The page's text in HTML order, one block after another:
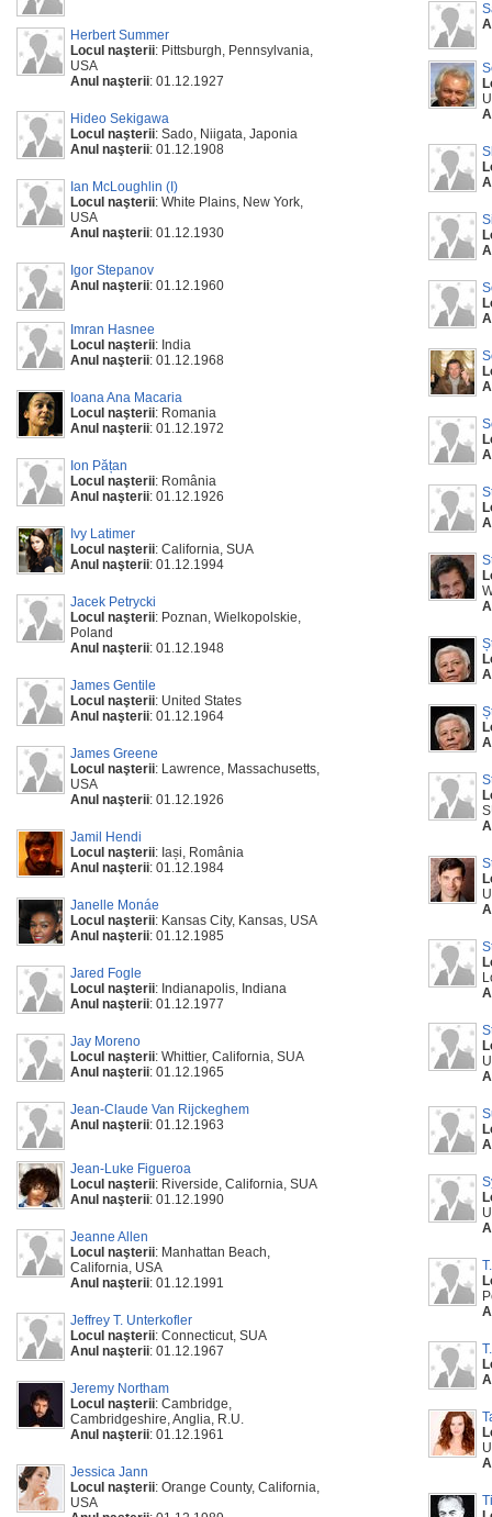
Herbert Summer
Locul naşterii: Pittsburgh, Pennsylvania,
USA
Anul naşterii: 01.12.1927
Hideo Sekigawa
Locul naşterii: Sado, Niigata, Japonia
Anul naşterii: 01.12.1908
Ian McLoughlin (I)
Locul naşterii: White Plains, New York,
USA
Anul naşterii: 01.12.1930
Igor Stepanov
Anul naşterii: 01.12.1960
Imran Hasnee
Locul naşterii: India
Anul naşterii: 01.12.1968
Ioana Ana Macaria
Locul naşterii: Romania
Anul naşterii: 01.12.1972
Ion Pățan
Locul naşterii: România
Anul naşterii: 01.12.1926
Ivy Latimer
Locul naşterii: California, SUA
Anul naşterii: 01.12.1994
Jacek Petrycki
Locul naşterii: Poznan, Wielkopolskie,
Poland
Anul naşterii: 01.12.1948
James Gentile
Locul naşterii: United States
Anul naşterii: 01.12.1964
James Greene
Locul naşterii: Lawrence, Massachusetts,
USA
Anul naşterii: 01.12.1926
Jamil Hendi
Locul naşterii: Iași, România
Anul naşterii: 01.12.1984
Janelle Monáe
Locul naşterii: Kansas City, Kansas, USA
Anul naşterii: 01.12.1985
Jared Fogle
Locul naşterii: Indianapolis, Indiana
Anul naşterii: 01.12.1977
Jay Moreno
Locul naşterii: Whittier, California, SUA
Anul naşterii: 01.12.1965
Jean-Claude Van Rijckeghem
Anul naşterii: 01.12.1963
Jean-Luke Figueroa
Locul naşterii: Riverside, California, SUA
Anul naşterii: 01.12.1990
Jeanne Allen
Locul naşterii: Manhattan Beach,
California, USA
Anul naşterii: 01.12.1991
Jeffrey T. Unterkofler
Locul naşterii: Connecticut, SUA
Anul naşterii: 01.12.1967
Jeremy Northam
Locul naşterii: Cambridge,
Cambridgeshire, Anglia, R.U.
Anul naşterii: 01.12.1961
Jessica Jann
Locul naşterii: Orange County, California,
USA